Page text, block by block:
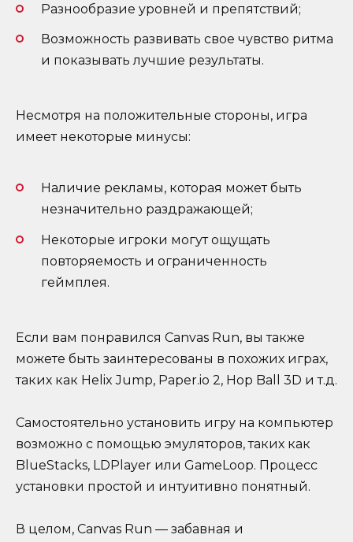
Разнообразие уровней и препятствий;
Возможность развивать свое чувство ритма
и показывать лучшие результаты.
Несмотря на положительные стороны, игра
имеет некоторые минусы:
Наличие рекламы, которая может быть
незначительно раздражающей;
Некоторые игроки могут ощущать
повторяемость и ограниченность
геймплея.
Если вам понравился Canvas Run, вы также
можете быть заинтересованы в похожих играх,
таких как Helix Jump, Paper.io 2, Hop Ball 3D и т.д.
Самостоятельно установить игру на компьютер
возможно с помощью эмуляторов, таких как
BlueStacks, LDPlayer или GameLoop. Процесс
установки простой и интуитивно понятный.
В целом, Canvas Run — забавная и